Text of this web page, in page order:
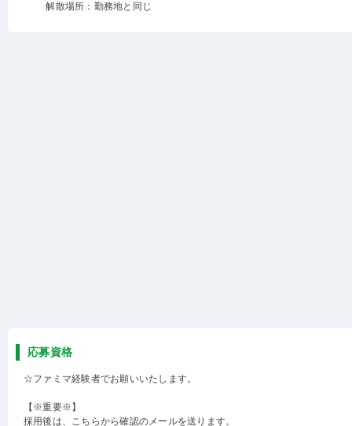
解散場所：勤務地と同じ
応募資格
☆ファミマ経験者でお願いいたします。
【※重要※】
採用後は、こちらから確認のメールを送ります。